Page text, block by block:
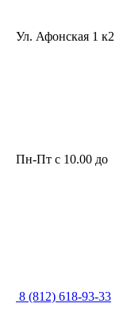
Ул. Афонская 1 к2
Пн-Пт с 10.00 до
8 (812) 618-93-33